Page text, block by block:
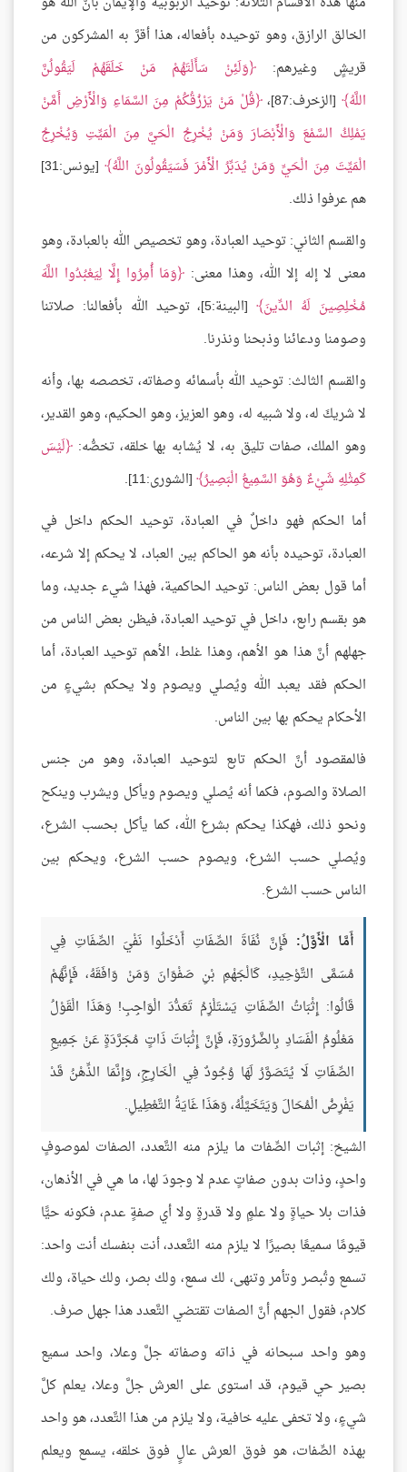
الخالق الرازق، وهو توحيده بأفعاله، هذا أقرَّ به المشركون من
قريشٍ وغيرهم:
وَلَئِنْ سَأَلْتَهُمْ مَنْ خَلَقَهُمْ لَيَقُولُنَّ
اللَّهُ [الزخرف:87]،
قُلْ مَنْ يَرْزُقُكُمْ مِنَ السَّمَاءِ وَالْأَرْضِ أَمَّنْ
يَمْلِكُ السَّمْعَ وَالْأَبْصَارَ وَمَنْ يُخْرِجُ الْحَيَّ مِنَ الْمَيِّتِ وَيُخْرِجُ
الْمَيِّتَ مِنَ الْحَيِّ وَمَنْ يُدَبِّرُ الْأَمْرَ فَسَيَقُولُونَ اللَّهُ
[يونس:31]
هم عرفوا ذلك.
والقسم الثاني: توحيد العبادة، وهو تخصيص الله بالعبادة، وهو
معنى لا إله إلا الله، وهذا معنى:
وَمَا أُمِرُوا إِلَّا لِيَعْبُدُوا اللَّهَ
مُخْلِصِينَ لَهُ الدِّينَ
[البينة:5]، توحيد الله بأفعالنا: صلاتنا
وصومنا ودعائنا وذبحنا ونذرنا.
والقسم الثالث: توحيد الله بأسمائه وصفاته، تخصصه بها، وأنه
لا شريكَ له، ولا شبيه له، وهو العزيز، وهو الحكيم، وهو القدير،
وهو الملك، صفات تليق به، لا يُشابه بها خلقه، تخصُّه: لَيْسَ
كَمِثْلِهِ شَيْءٌ وَهُوَ السَّمِيعُ الْبَصِيرُ [الشورى:11].
أما الحكم فهو داخلٌ في العبادة، توحيد الحكم داخل في
العبادة، توحيده بأنه هو الحاكم بين العباد، لا يحكم إلا شرعه،
أما قول بعض الناس: توحيد الحاكمية، فهذا شيء جديد، وما
هو بقسم رابع، داخل في توحيد العبادة، فيظن بعض الناس من
جهلهم أنَّ هذا هو الأهم، وهذا غلط، الأهم توحيد العبادة، أما
الحكم فقد يعبد الله ويُصلي ويصوم ولا يحكم بشيءٍ من
الأحكام يحكم بها بين الناس.
فالمقصود أنَّ الحكم تابع لتوحيد العبادة، وهو من جنس
الصلاة والصوم، فكما أنه يُصلي ويصوم ويأكل ويشرب وينكح
ونحو ذلك، فهكذا يحكم بشرع الله، كما يأكل بحسب الشرع،
ويُصلي حسب الشرع، ويصوم حسب الشرع، ويحكم بين
الناس حسب الشرع.
أَمَّا الْأَوَّلُ: فَإِنَّ نُفَاةَ الصِّفَاتِ أَدْخَلُوا نَفْيَ الصِّفَاتِ فِي
مُسَمَّى التَّوْحِيدِ، كَالْجَهْمِ بْنِ صَفْوَانَ وَمَنْ وَافَقَهُ، فَإِنَّهُمْ
قَالُوا: إِثْبَاتُ الصِّفَاتِ يَسْتَلْزِمُ تَعَدُّدَ الْوَاجِبِ! وَهَذَا الْقَوْلُ
مَعْلُومُ الْفَسَادِ بِالضَّرُورَةِ، فَإِنَّ إِثْبَاتَ ذَاتٍ مُجَرَّدَةٍ عَنْ جَمِيعِ
الصِّفَاتِ لَا يُتَصَوَّرُ لَهَا وُجُودٌ فِي الْخَارِجِ، وَإِنَّمَا الذِّهْنُ قَدْ
يَفْرِضُ الْمُحَالَ وَيَتَخَيَّلُهُ، وَهَذَا غَايَةُ التَّعْطِيلِ.
الشيخ: إثبات الصِّفات ما يلزم منه التَّعدد، الصفات لموصوفٍ
واحدٍ، وذات بدون صفاتٍ عدم لا وجودَ لها، ما هي في الأذهان،
فذات بلا حياةٍ ولا علمٍ ولا قدرةٍ ولا أي صفةٍ عدم، فكونه حيًّا
قيومًا سميعًا بصيرًا لا يلزم منه التَّعدد، أنت بنفسك أنت واحد:
تسمع وتُبصر وتأمر وتنهى، لك سمع، ولك بصر، ولك حياة، ولك
كلام، فقول الجهم أنَّ الصفات تقتضي التَّعدد هذا جهل صرف.
وهو واحد سبحانه في ذاته وصفاته جلَّ وعلا، واحد سميع
بصير حي قيوم، قد استوى على العرش جلَّ وعلا، يعلم كلَّ
شيءٍ، ولا تخفى عليه خافية، ولا يلزم من هذا التَّعدد، هو واحد
بهذه الصِّفات، هو فوق العرش عالٍ فوق خلقه، يسمع ويعلم